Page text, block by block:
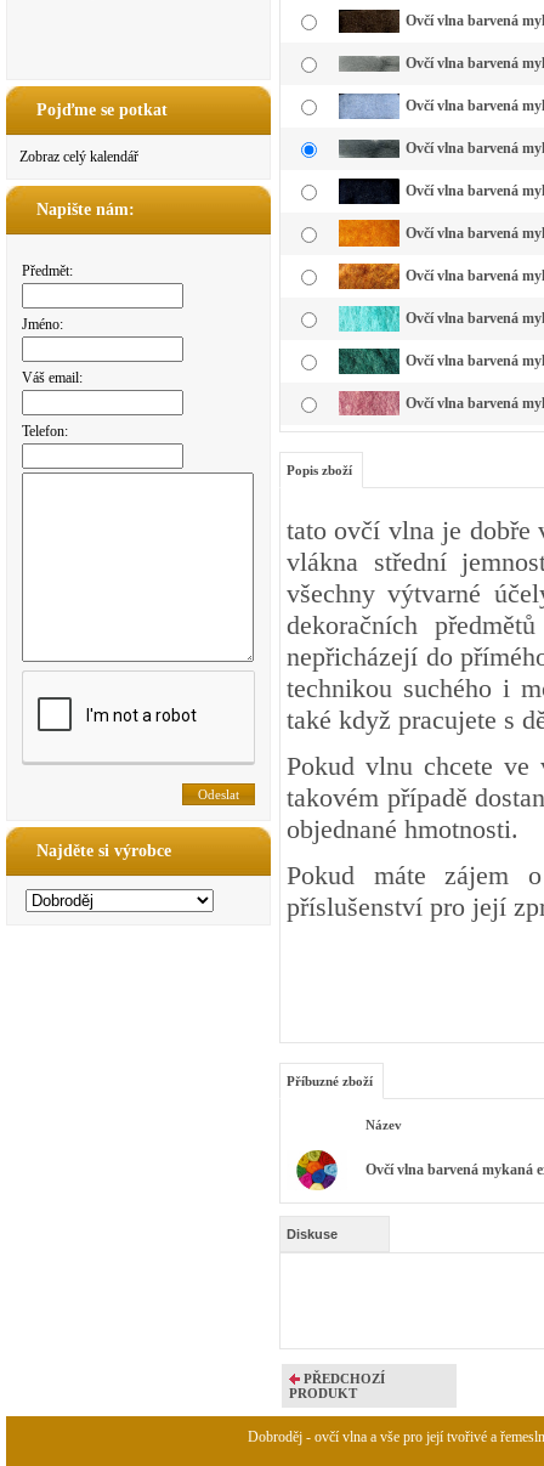
Pojďme se potkat
Zobraz celý kalendář
Napište nám:
Předmět:
Jméno:
Váš email:
Telefon:
Najděte si výrobce
Ovčí vlna barvená
Ovčí vlna barvená
Ovčí vlna barvená
Ovčí vlna barvená
Ovčí vlna barvená
Ovčí vlna barvená
Ovčí vlna barvená
Ovčí vlna barvená
Ovčí vlna barvená
Ovčí vlna barvená
Popis zboží
tato ovčí vlna je dobře
vlákna střední
všechny výtvarné
dekoračních
nepřicházejí do
technikou suchého i
také když pracujete s
Pokud vlnu chcete
takovém případě
objednané hmotnosti.
Pokud máte zájem
příslušenství pro její
Příbuzné zboží
Název
Ovčí vlna barvená mykaná
Diskuse
PŘEDCHOZÍ
PRODUKT
Dobroděj - ovčí vlna a vše pro její tvořivé a